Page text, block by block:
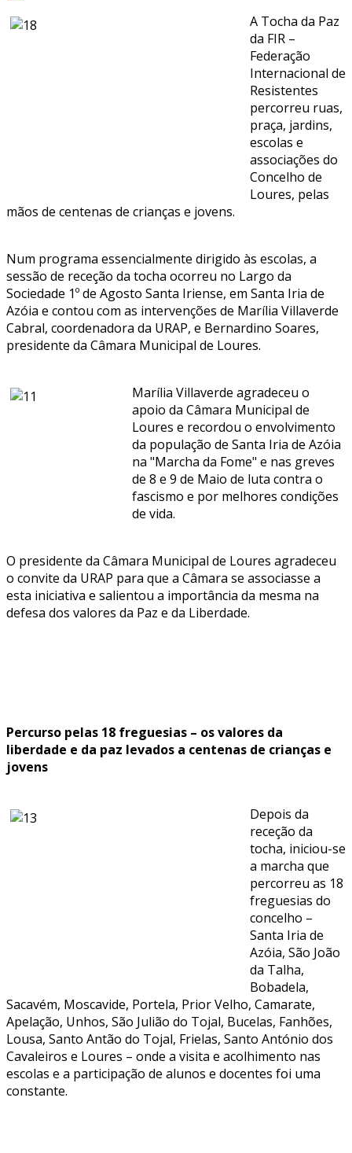
A Tocha da Paz
da FIR –
Federação
Internacional de
Resistentes
percorreu ruas,
praça, jardins,
escolas e
associações do
Concelho de
Loures, pelas
mãos de centenas de crianças e jovens.
Num programa essencialmente dirigido às escolas, a
sessão de receção da tocha ocorreu no Largo da
Sociedade 1º de Agosto Santa Iriense, em Santa Iria de
Azóia e contou com as intervenções de Marília Villaverde
Cabral, coordenadora da URAP, e Bernardino Soares,
presidente da Câmara Municipal de Loures.
Marília Villaverde agradeceu o
apoio da Câmara Municipal de
Loures e recordou o envolvimento
da população de Santa Iria de Azóia
na "Marcha da Fome" e nas greves
de 8 e 9 de Maio de luta contra o
fascismo e por melhores condições
de vida.
O presidente da Câmara Municipal de Loures agradeceu
o convite da URAP para que a Câmara se associasse a
esta iniciativa e salientou a importância da mesma na
defesa dos valores da Paz e da Liberdade.
Percurso pelas 18 freguesias – os valores da
liberdade e da paz levados a centenas de crianças e
jovens
Depois da
receção da
tocha, iniciou-se
a marcha que
percorreu as 18
freguesias do
concelho –
Santa Iria de
Azóia, São João
da Talha,
Bobadela,
Sacavém, Moscavide, Portela, Prior Velho, Camarate,
Apelação, Unhos, São Julião do Tojal, Bucelas, Fanhões,
Lousa, Santo Antão do Tojal, Frielas, Santo António dos
Cavaleiros e Loures – onde a visita e acolhimento nas
escolas e a participação de alunos e docentes foi uma
constante.